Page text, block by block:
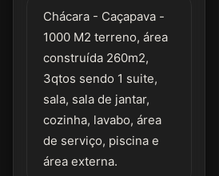
Chácara - Caçapava -
1000 M2 terreno, área
construída 260m2,
3qtos sendo 1 suite,
sala, sala de jantar,
cozinha, lavabo, área
de serviço, piscina e
área externa.